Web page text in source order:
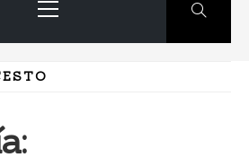
principal